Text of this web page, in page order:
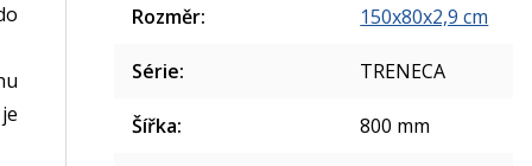
Rozměr: 150x80x2,9 cm
Série: TRENECA
Šířka: 800 mm